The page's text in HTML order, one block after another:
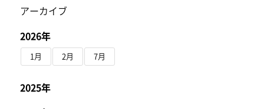
アーカイブ
2026年
1月 2月 7月
2025年